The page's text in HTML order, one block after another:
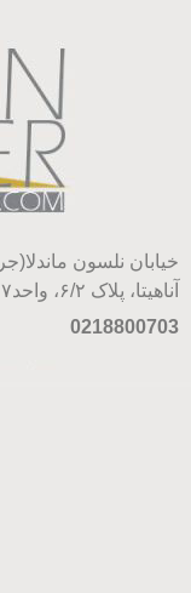
خیابان نلسون
آناهیتا، پلاک ۶/۲، واحد۷ و ۸
0218800703